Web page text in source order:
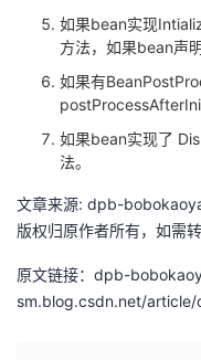
如果bean实现
方法，如果bean声
如果有
如果bean实现了
法。
文章来源: dpb-
版权归原作者所有，如需
原文链接：dpb-
sm.blog.csdn.net/